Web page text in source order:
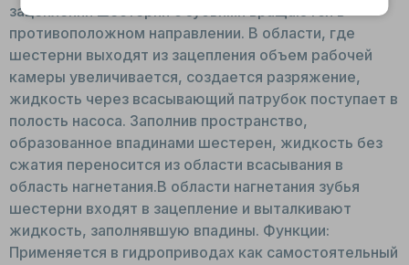
зацеплении шестерни с зубьями вращаются в
противоположном направлении. В области, где
шестерни выходят из зацепления объем рабочей
камеры увеличивается, создается разряжение,
жидкость через всасывающий патрубок поступает в
полость насоса. Заполнив пространство,
образованное впадинами шестерен, жидкость без
сжатия переносится из области всасывания в
область нагнетания.В области нагнетания зубья
шестерни входят в зацепление и выталкивают
жидкость, заполнявшую впадины. Функции:
Применяется в гидроприводах как самостоятельный